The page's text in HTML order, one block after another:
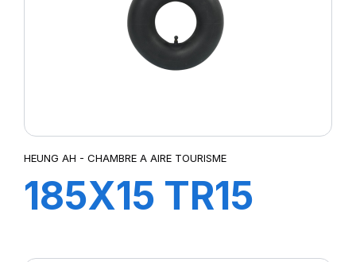
HEUNG AH - CHAMBRE A AIRE TOURISME
185X15 TR15